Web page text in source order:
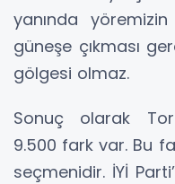
yanında
güneşe çıkması
gölgesi olmaz.
Sonuç olarak
9.500 fark var. Bu
seçmenidir. İYİ